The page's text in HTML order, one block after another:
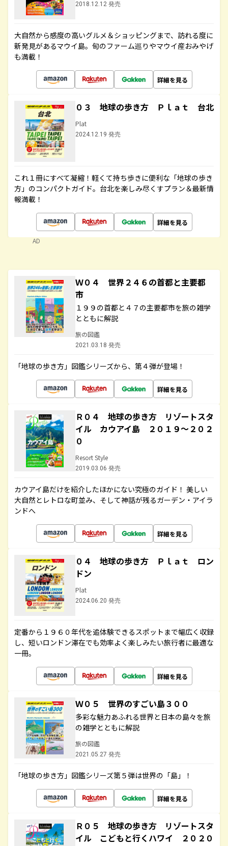
2018.12.12 発売
大自然から感度の高いグルメ＆ショッピングまで、訪れる度に
新発見があるマウイ島。旬のファーム巡りやマウイ産おみやげ
も満載！
詳細を見る
０３ 地球の歩き方 Ｐｌａｔ 台北
Plat
2024.12.19 発売
これ１冊にすべて凝縮！軽くて持ち歩きに便利な「地球の歩き
方」のコンパクトガイド。台北を楽しみ尽くすプラン＆最新情
報満載！
詳細を見る
AD
Ｗ０４ 世界２４６の首都と主要都
市
１９９の首都と４７の主要都市を旅の雑学
とともに解説
旅の図鑑
2021.03.18 発売
「地球の歩き方」図鑑シリーズから、第４弾が登場！
詳細を見る
Ｒ０４ 地球の歩き方 リゾートスタ
イル カウアイ島 ２０１９～２０２
０
Resort Style
2019.03.06 発売
カウアイ島だけを紹介したほかにない究極のガイド！ 美しい
大自然とレトロな町並み、そして神話が残るガーデン・アイラ
ンドへ
詳細を見る
０４ 地球の歩き方 Ｐｌａｔ ロン
ドン
Plat
2024.06.20 発売
定番から１９６０年代を追体験できるスポットまで幅広く収録
し、短いロンドン滞在でも効率よく楽しみたい旅行者に最適な
一冊。
詳細を見る
Ｗ０５ 世界のすごい島３００
多彩な魅力あふれる世界と日本の島々を旅
の雑学とともに解説
旅の図鑑
2021.05.27 発売
「地球の歩き方」図鑑シリーズ第５弾は世界の「島」！
詳細を見る
Ｒ０５ 地球の歩き方 リゾートスタ
イル こどもと行くハワイ ２０２０